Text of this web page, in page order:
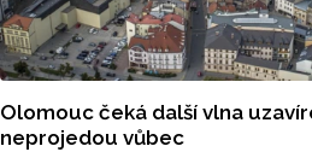
Olomouc čeká další vlna
neprojedou vůbec